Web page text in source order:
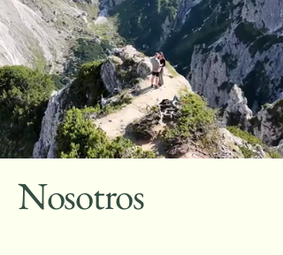
Nosotros